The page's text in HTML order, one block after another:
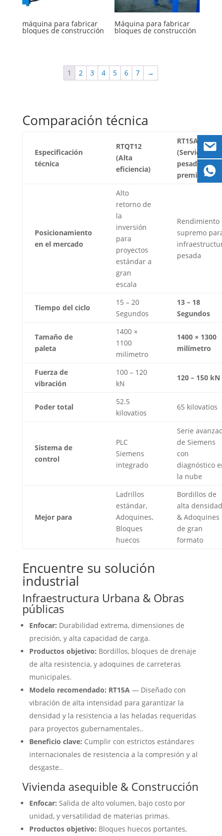
máquina para fabricar
bloques de construcción
Máquina para fabricar
bloques de construcción
1 2 3 4 5 6 7 →
Comparación técnica
Especificación
técnica
RTQT12
(Alta
eficiencia)
RT15A
(Servicio
pesado
premium)
Posicionamiento
en el mercado
Alto
retorno de
la
inversión
para
proyectos
estándar a
gran
escala
Rendimiento
supremo
pesada
Tiempo del ciclo
15 – 20
Segundos
13 – 18
Segundos
Tamaño de
paleta
1400 ×
1100
milímetro
1400 × 1300
milímetro
Fuerza de
vibración
100 – 120
kN
120 – 150 kN
Poder total
52.5
kilovatios
65 kilovatios
Sistema de
control
PLC
Siemens
integrado
Serie
de Siemens
con
diagnóstico
la nube
Mejor para
Ladrillos
estándar,
Adoquines,
Bloques
huecos
Bordillos de
alta densidad
& Adoquines
de gran
formato
Encuentre su solución
industrial
Infraestructura Urbana & Obras
públicas
Enfocar: Durabilidad extrema, dimensiones de
precisión, y alta capacidad de carga.
Productos objetivo: Bordillos, bloques de drenaje
de alta resistencia, y adoquines de carreteras
municipales.
Modelo recomendado: RT15A — Diseñado con
vibración de alta intensidad para garantizar la
densidad y la resistencia a las heladas requeridas
para proyectos gubernamentales..
Beneficio clave: Cumplir con estrictos estándares
internacionales de resistencia a la compresión y al
desgaste..
Vivienda asequible & Construcción
Enfocar: Salida de alto volumen, bajo costo por
unidad, y versatilidad de materias primas.
Productos objetivo: Bloques huecos portantes,